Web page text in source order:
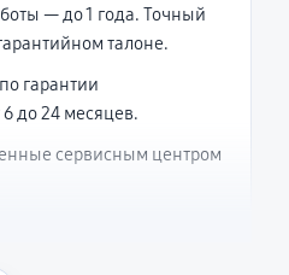
— до 1 года. Точный
талоне.
гарантии
до 24 месяцев.
сервисным центром